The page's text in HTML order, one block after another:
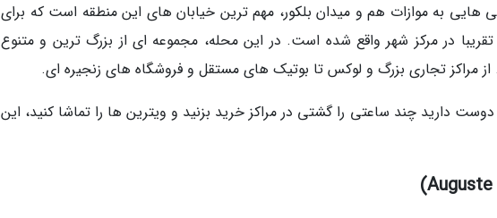
هایی به موازات هم و میدان بلکور، مهم ترین خیابان های این منطقه است که برای
در مرکز شهر واقع شده است. در این محله، مجموعه ای از بزرگ ترین و متنوع
از مراکز تجاری بزرگ و لوکس تا بوتیک های مستقل و فروشگاه های زنجیره ای.
دارید چند ساعتی را گشتی در مراکز خرید بزنید و ویترین ها را تماشا کنید، این